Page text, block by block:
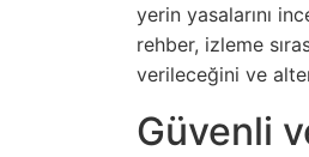
yerin yasalarını
rehber, izleme
verileceğini ve
Güvenli